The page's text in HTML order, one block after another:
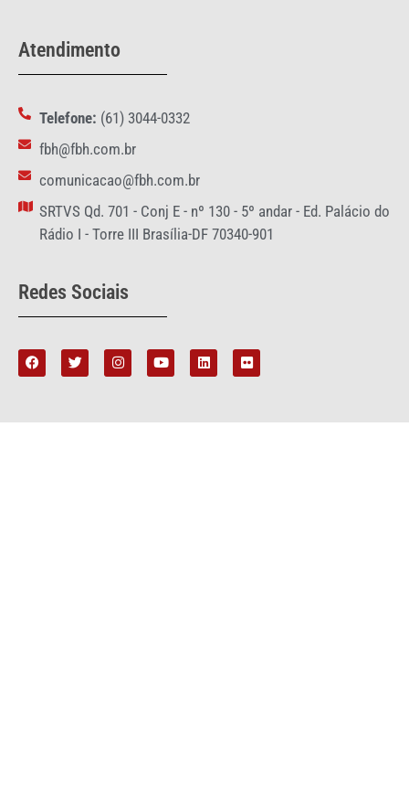
Atendimento
Telefone: (61) 3044-0332
fbh@fbh.com.br
comunicacao@fbh.com.br
SRTVS Qd. 701 - Conj E - nº 130 - 5º andar - Ed. Palácio do
Rádio I - Torre III Brasília-DF 70340-901
Redes Sociais